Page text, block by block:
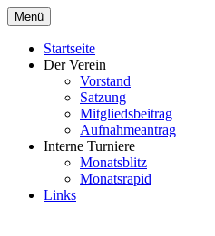
Zum
Inhalt
springen
Menü
Startseite
Der Verein
Vorstand
Satzung
Mitgliedsbeitrag
Aufnahmeantrag
Interne Turniere
Monatsblitz
Monatsrapid
Links